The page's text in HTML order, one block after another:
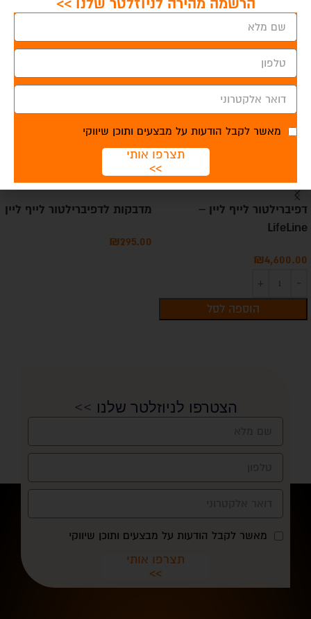
מוצרים קשורים
דפיברילטור לייף ליין –
LifeLine
₪4,600.00
הוספה לסל
אזל
מדבקות לדפיברילטור לייף ליין
₪295.00
הצטרפו לניוזלטר שלנו >>
מאשר לקבל הודעות על מבצעים ותוכן שיווקי
תצרפו אותי
>>
הרשמה מהירה לניוזלטר שלנו >>
מאשר לקבל הודעות על מבצעים ותוכן שיווקי
תצרפו אותי
>>